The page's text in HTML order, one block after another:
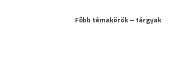
Főbb témakörök – tárgyak